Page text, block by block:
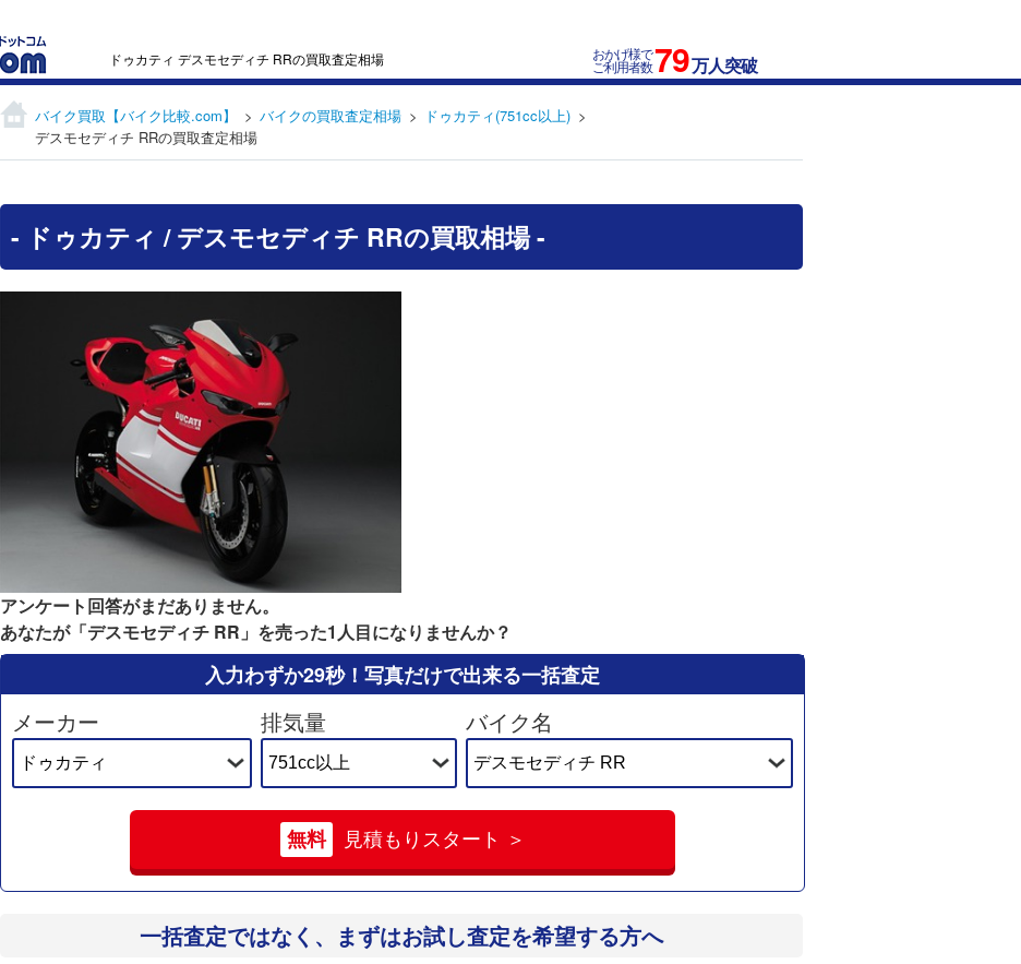
ドゥカティ デスモセディチ RRの買取査定相場 おかげ様で
ご利用者数79万人突破
バイク買取【バイク比較.com】 バイクの買取査定相場
ドゥカティ(751cc以上)
デスモセディチ RRの買取査定相場
- ドゥカティ / デスモセディチ RRの買取相場 -
アンケート回答がまだありません。
あなたが「デスモセディチ RR」を売った1人目になりませんか？
入力わずか29秒！ 写真だけで出来る一括査定
メーカー 排気量 バイク名
無料 見積もりスタート ＞
一括査定ではなく、 まずはお試し査定を希望する方へ